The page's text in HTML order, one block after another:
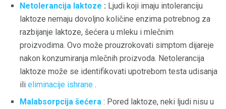
Netolerancija laktoze : Ljudi koji imaju intoleranciju
laktoze nemaju dovoljno količine enzima potrebnog za
razbijanje laktoze, šećera u mleku i mlečnim
proizvodima. Ovo može prouzrokovati simptom dijareje
nakon konzumiranja mlečnih proizvoda. Netolerancija
laktoze može se identifikovati upotrebom testa udisanja
ili eliminacije ishrane .
Malabsorpcija šećera : Pored laktoze, neki ljudi nisu u